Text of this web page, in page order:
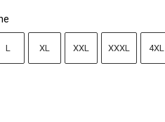
L XL XXL XXXL 4XL